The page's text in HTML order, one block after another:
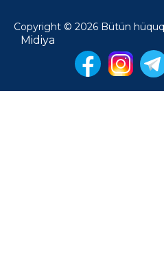
Copyright © 2026 Bütün
Midiya